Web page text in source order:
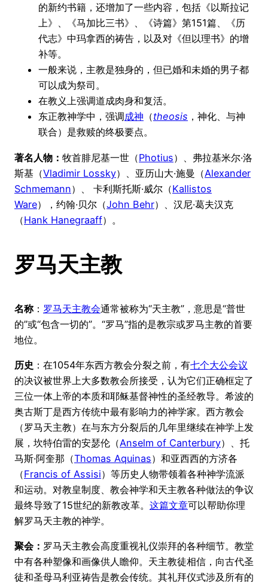
的新约书籍，还增加了一些内容，包括《以斯拉记
上》、《马加比三书》、《诗篇》第151篇、《历
代志》中玛拿西的祷告，以及对《但以理书》的增
补等。
一般来说，主教是独身的，但已婚和未婚的男子都
可以成为祭司。
在教义上强调道成肉身和复活。
东正教神学中，强调成神 （theosis ，神化、与神
联合）是救赎的终极要点。
著名人物： 牧首腓尼基一世（Photius）、弗拉基米尔·洛
斯基（Vladimir Lossky）、亚历山大·施曼（Alexander
Schmemann）、 卡利斯托斯·威尔（Kallistos
Ware），约翰·贝尔（John Behr）、汉尼·葛夫汉克
（Hank Hanegraaff）。
罗马天主教
名称： 罗马天主教会通常被称为“天主教”，意思是“普世
的”或“包含一切的”。“罗马”指的是教宗或罗马主教的首要
地位。
历史 ：在1054年东西方教会分裂之前，有七个大公会议
的决议被世界上大多数教会所接受，认为它们正确框定了
三位一体上帝的本质和耶稣基督神性的圣经教导。希波的
奥古斯丁是西方传统中最有影响力的神学家。西方教会
（罗马天主教）在与东方分裂后的几年里继续在神学上发
展，坎特伯雷的安瑟伦（Anselm of Canterbury）、托
马斯·阿奎那（Thomas Aquinas）和亚西西的方济各
（Francis of Assisi）等历史人物带领着各种神学流派
和运动。对教皇制度、教会神学和天主教各种做法的争议
最终导致了15世纪的新教改革。 这篇文章可以帮助你理
解罗马天主教的神学。
聚会： 罗马天主教会高度重视礼仪崇拜的各种细节。教堂
中有各种塑像和画像供人瞻仰。天主教徒相信，向古代圣
徒和圣母马利亚祷告是教会传统。其礼拜仪式涉及所有的